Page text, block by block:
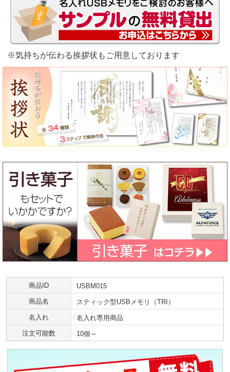
※気持ちが伝わる挨拶状もご用意しております
商品ID
USBM015
商品名
スティック型USBメモリ（TRI）
名入れ
名入れ専用商品
注文可能数
10個～